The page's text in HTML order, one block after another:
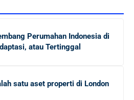
IT Paling Terkenal di Dunia dan
dengan Atasan: Kunci Sukses
Perumahan Indonesia di
atau Tertinggal
satu aset properti di London